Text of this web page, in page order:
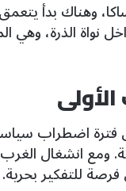
وهناك بدأ
نواة الذرة، وهي
فترة اضطراب
انشغال الغرب
للتفكير بحرية.